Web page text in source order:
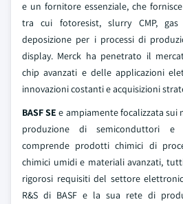
e un fornitore essenziale, che
tra cui fotoresist, slurry CMP,
deposizione per i processi di
display. Merck ha penetrato il
chip avanzati e delle applicazioni
innovazioni costanti e acquisizioni
BASF SE e ampiamente focalizzata
produzione di semiconduttori e
comprende prodotti chimici di
chimici umidi e materiali avanzati,
rigorosi requisiti del settore
R&S di BASF e la sua rete di